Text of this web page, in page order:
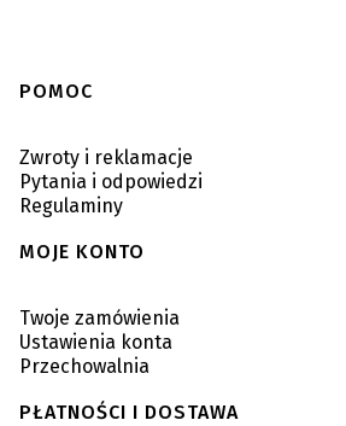
Linki w stopce
POMOC
Zwroty i reklamacje
Pytania i odpowiedzi
Regulaminy
MOJE KONTO
Twoje zamówienia
Ustawienia konta
Przechowalnia
PŁATNOŚCI I DOSTAWA